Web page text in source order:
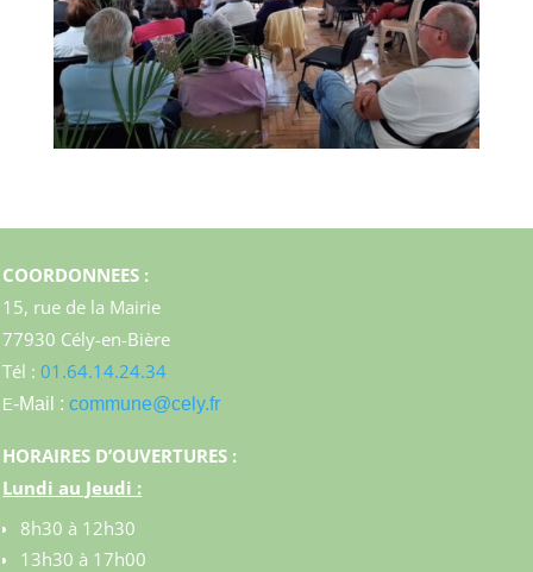
COORDONNEES :
15, rue de la Mairie
77930 Cély-en-Bière
Tél :01.64.14.24.34
E-Mail :commune@cely.fr
HORAIRES D’OUVERTURES :
Lundi au Jeudi :
8h30 à 12h30
13h30 à 17h00